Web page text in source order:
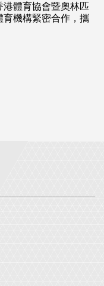
體育協會暨奧林匹
育機構緊密合作，攜